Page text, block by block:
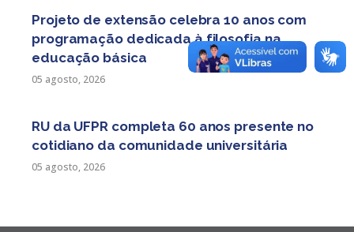
Projeto de extensão celebra 10 anos com
programação dedicada à filosofia na
educação básica
05 agosto, 2026
RU da UFPR completa 60 anos presente no
cotidiano da comunidade universitária
05 agosto, 2026